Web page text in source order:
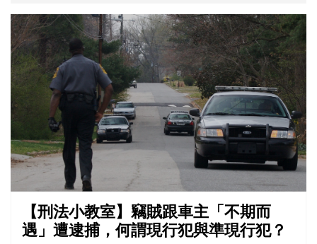
【刑法小教室】竊賊跟車主「不期而
遇」遭逮捕，何謂現行犯與準現行犯？